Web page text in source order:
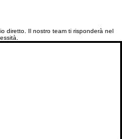
diretto. Il nostro team ti risponderà nel